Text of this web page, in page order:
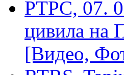
РТРС, 07.
цивила на
[Видео,